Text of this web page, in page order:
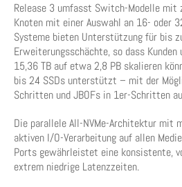
Release 3 umfasst Switch-Modelle mit
Knoten mit einer Auswahl an 16- oder
Systeme bieten Unterstützung für bis
Erweiterungsschächte, so dass
15,36 TB auf etwa 2,8 PB skalieren
bis 24 SSDs unterstützt – mit der
Schritten und JBOFs in 1er-Schritten
Die parallele All-NVMe-Architektur mit
aktiven I/O-Verarbeitung auf allen
Ports gewährleistet eine konsistente,
extrem niedrige Latenzzeiten.